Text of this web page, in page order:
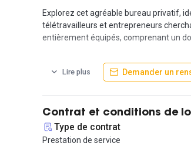
Explorez cet agréable bureau privatif,
télétravailleurs et entrepreneurs
entièrement équipés, comprenant un
En plus des espaces de travail,
cet emplacement est facilement
N'hésitez pas à nous contacter pour
Lire plus Demander un
Contrat et conditions de
Type de contrat
Prestation de service